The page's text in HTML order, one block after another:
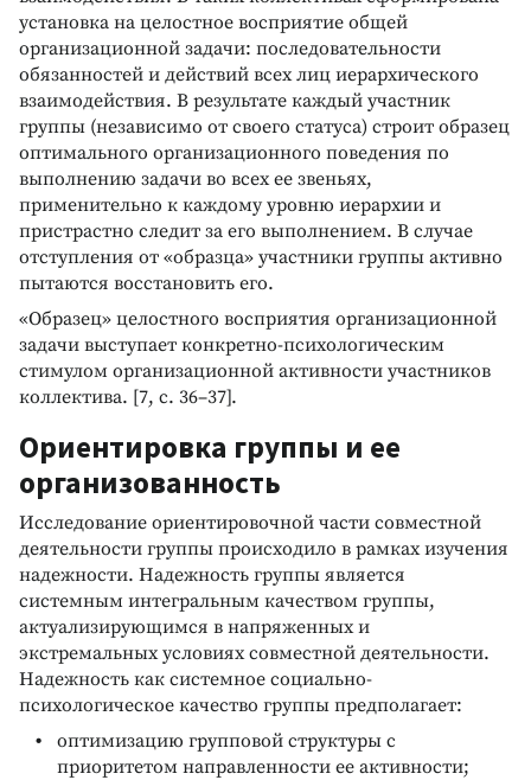
установка на целостное восприятие общей
организационной задачи: последовательности
обязанностей и действий всех лиц иерархического
взаимодействия. В результате каждый участник
группы (независимо от своего статуса) строит образец
оптимального организационного поведения по
выполнению задачи во всех ее звеньях,
применительно к каждому уровню иерархии и
пристрастно следит за его выполнением. В случае
отступления от «образца» участники группы активно
пытаются восстановить его.
«Образец» целостного восприятия организационной
задачи выступает конкретно-психологическим
стимулом организационной активности участников
коллектива. [7, с. 36–37].
Ориентировка группы и ее
организованность
Исследование ориентировочной части совместной
деятельности группы происходило в рамках изучения
надежности. Надежность группы является
системным интегральным качеством группы,
актуализирующимся в напряженных и
экстремальных условиях совместной деятельности.
Надежность как системное социально-
психологическое качество группы предполагает:
оптимизацию групповой структуры с
приоритетом направленности ее активности;